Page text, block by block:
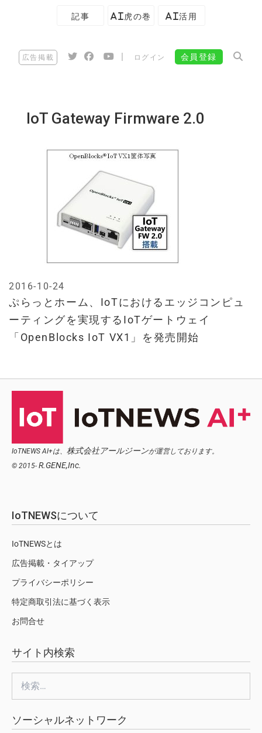
記事 AI虎の巻 AI活用
広告掲載 ログイン 会員登録
IoT Gateway Firmware 2.0
ぷらっとホーム、IoTにおけるエッジコンピュ
ーティングを実現するIoTゲートウェイ
「OpenBlocks IoT VX1」を発売開始
2016-10-24
IoTNEWS AI+は、 株式会社アールジーンが運営しております。
© 2015- R.GENE,Inc.
IoTNEWSについて
IoTNEWSとは
広告掲載・タイアップ
プライバシーポリシー
特定商取引法に基づく表示
お問合せ
サイト内検索
索:
ソーシャルネットワーク